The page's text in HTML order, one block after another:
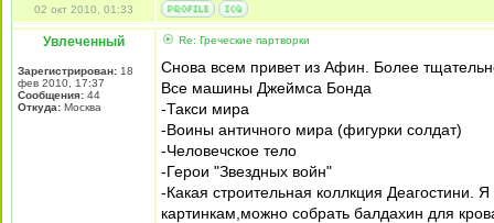
02 окт 2010, 01:33
Увлеченный
Зарегистрирован: 18
фев 2010, 17:37
Сообщения: 44
Откуда: Москва
Re: Греческие партворки
Снова всем привет из Афин. Более
Все машины Джеймса Бонда
-Такси мира
-Воины античного мира (фигурки солдат)
-Человечское тело
-Герои "Звездных войн"
-Какая строительная коллкция Деагостини.
картинкам,можно собрать балдахин для